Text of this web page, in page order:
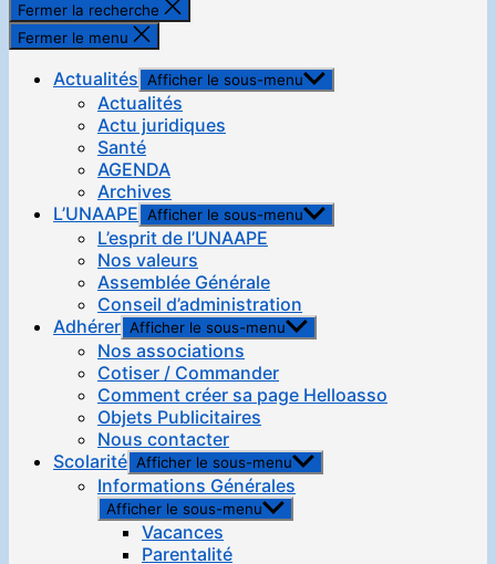
Fermer la recherche
Fermer le menu
Actualités Afficher le sous-menu
Actualités
Actu juridiques
Santé
AGENDA
Archives
L’UNAAPE Afficher le sous-menu
L’esprit de l’UNAAPE
Nos valeurs
Assemblée Générale
Conseil d’administration
Adhérer Afficher le sous-menu
Nos associations
Cotiser / Commander
Comment créer sa page Helloasso
Objets Publicitaires
Nous contacter
Scolarité Afficher le sous-menu
Informations Générales
Afficher le sous-menu
Vacances
Parentalité